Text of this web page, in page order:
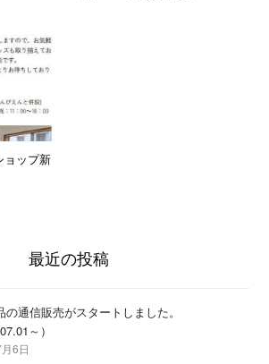
ョップ新
最近の投稿
の通信販売がスタートしました。
～）
6日